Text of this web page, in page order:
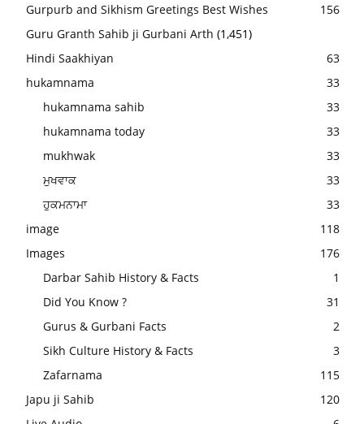
Gurpurb and Sikhism Greetings Best Wishes
156
Guru Granth Sahib ji Gurbani Arth (1,451)
Hindi Saakhiyan
63
hukamnama
33
hukamnama sahib
33
hukamnama today
33
mukhwak
33
ਮੁਖਵਾਕ
33
ਹੁਕਮਨਾਮਾ
33
image
118
Images
176
Darbar Sahib History & Facts
1
Did You Know ?
31
Gurus & Gurbani Facts
2
Sikh Culture History & Facts
3
Zafarnama
115
Japu ji Sahib
120